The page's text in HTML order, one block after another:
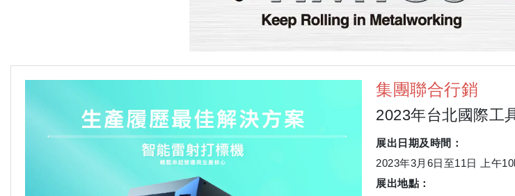
集團聯合行銷
2023年台北國際工
展出日期及時間：
2023年3月6日至11日 上午
展出地點：